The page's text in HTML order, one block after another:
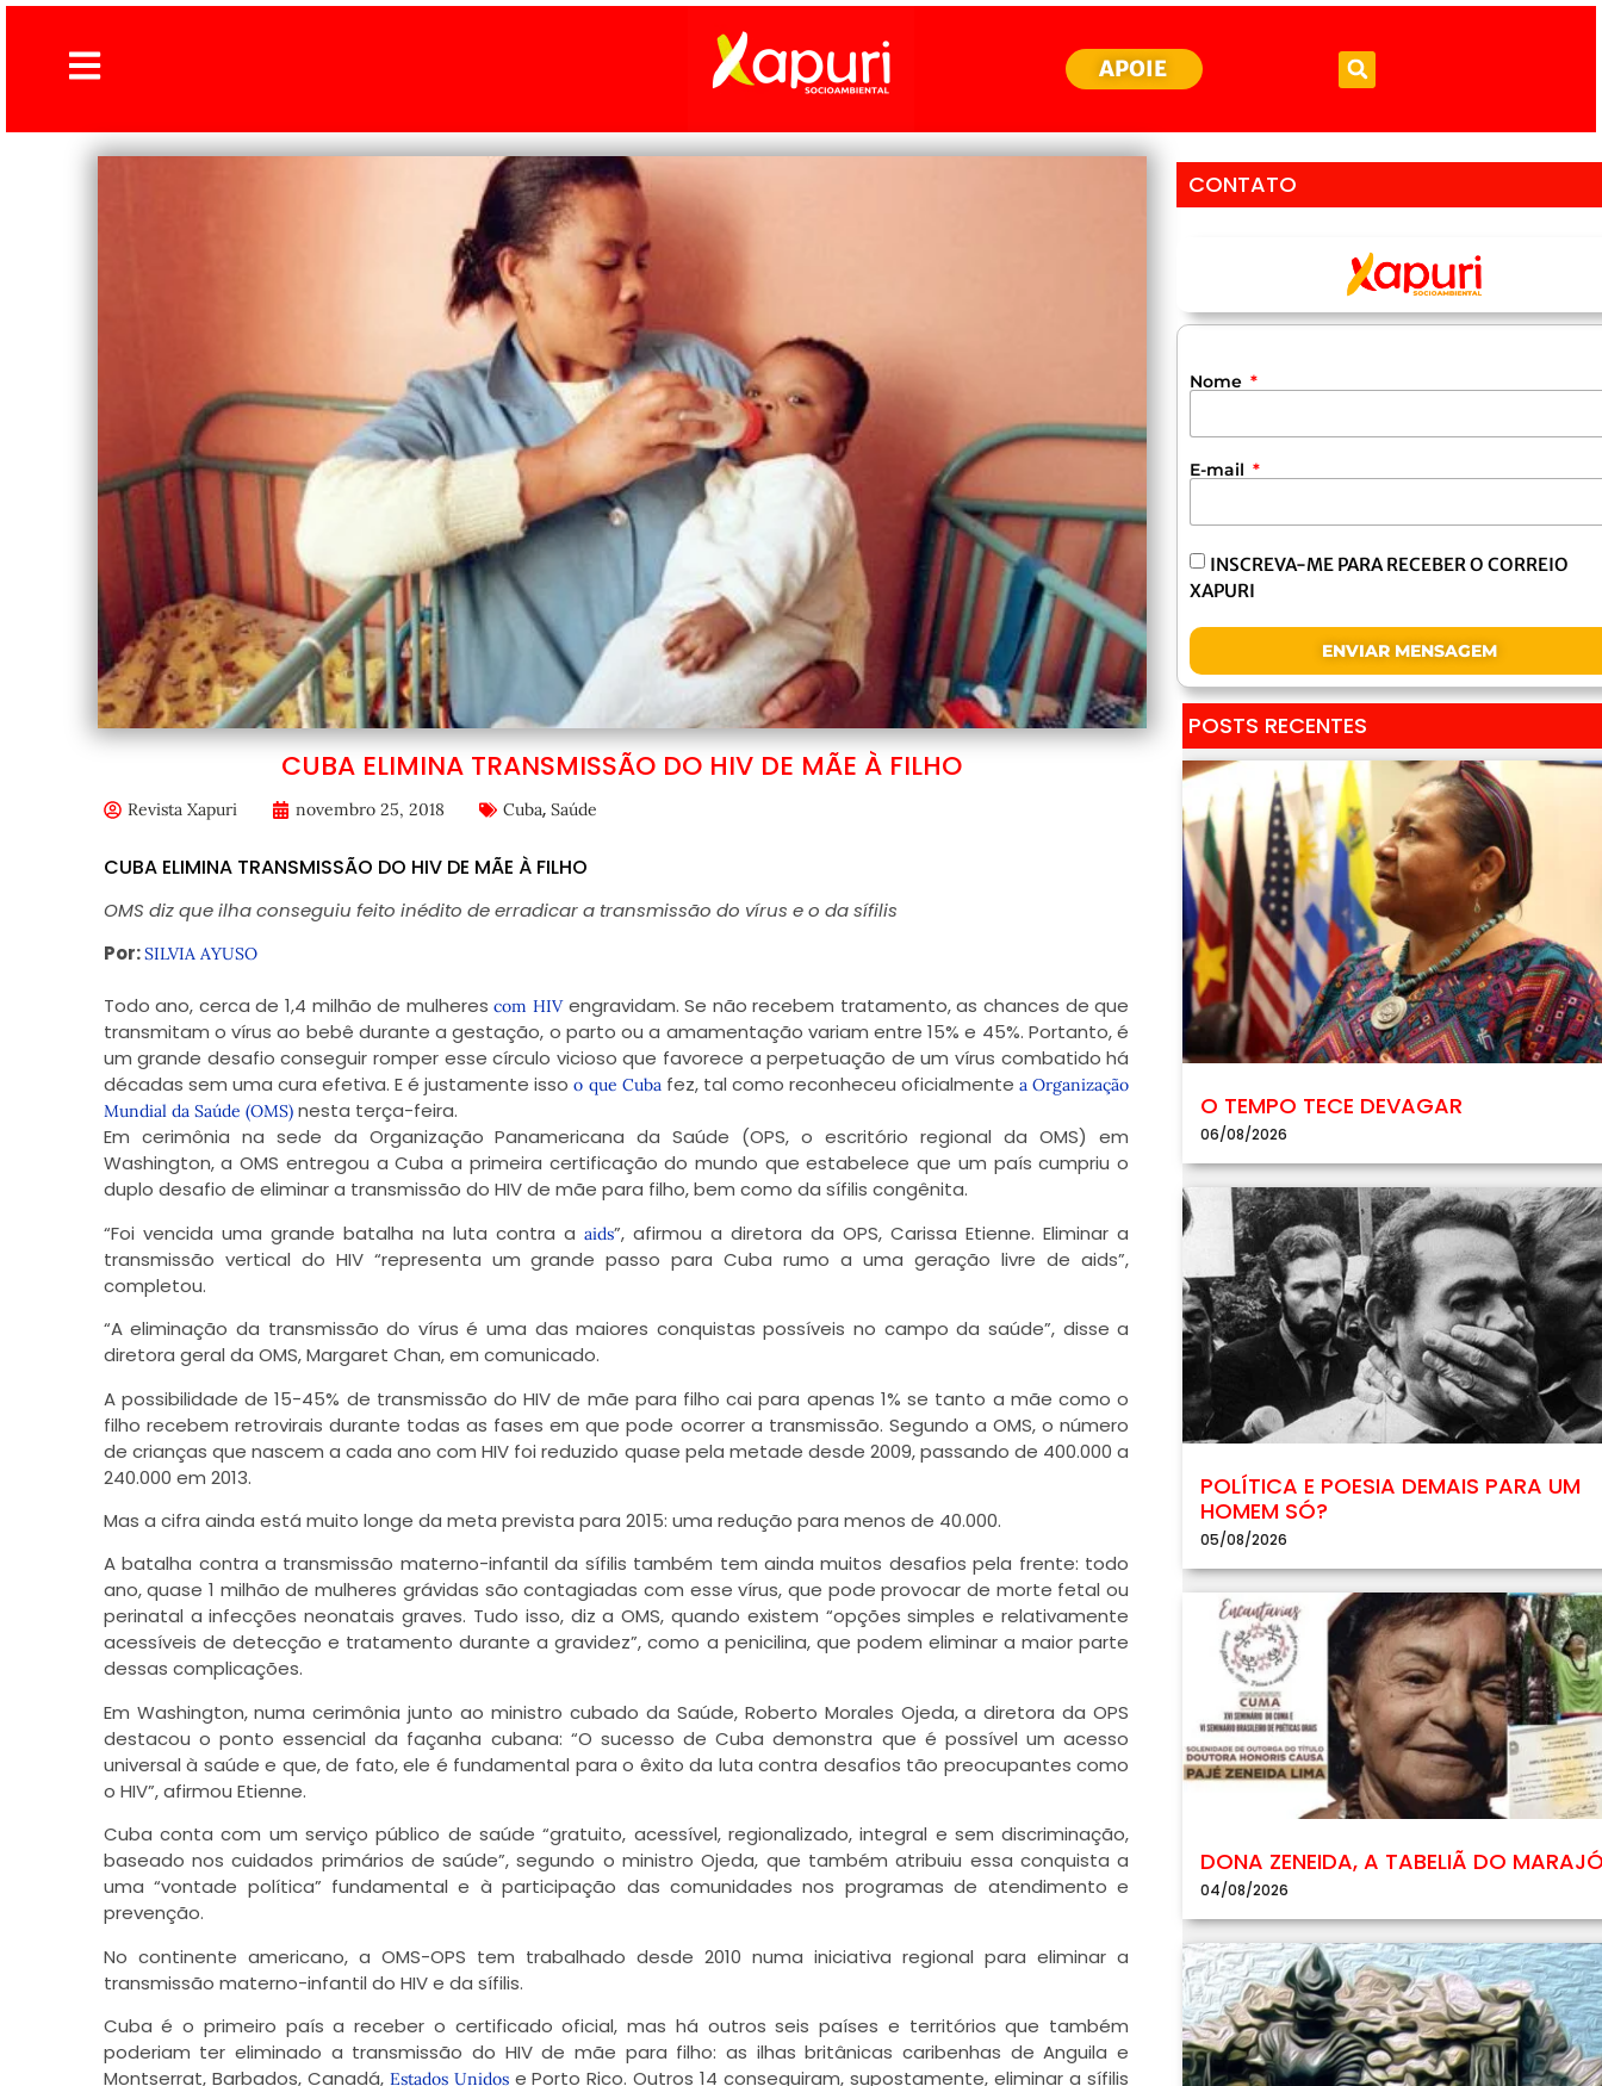
APOIE
CUBA ELIMINA TRANSMISSÃO DO HIV DE MÃE À FILHO
Revista Xapuri novembro 25, 2018 Cuba, Saúde
CUBA ELIMINA TRANSMISSÃO DO HIV DE MÃE À FILHO
OMS diz que ilha conseguiu feito inédito de erradicar a transmissão do vírus e o da sífilis
Por:SILVIA AYUSO
Todo ano, cerca de 1,4 milhão de mulherescom HIVengravidam. Se não recebem tratamento, as chances de que
transmitam o vírus ao bebê durante a gestação, o parto ou a amamentação variam entre 15% e 45%. Portanto, é
um grande desafio conseguir romper esse círculo vicioso que favorece a perpetuação de um vírus combatido há
décadas sem uma cura efetiva. E é justamente issoo que Cubafez, tal como reconheceu oficialmentea Organização
Mundial da Saúde (OMS)nesta terça-feira.
Em cerimônia na sede da Organização Panamericana da Saúde (OPS, o escritório regional da OMS) em
Washington, a OMS entregou a Cuba a primeira certificação do mundo que estabelece que um país cumpriu o
duplo desafio de eliminar a transmissão do HIV de mãe para filho, bem como da sífilis congênita.
“Foi vencida uma grande batalha na luta contra a aids”, afirmou a diretora da OPS, Carissa Etienne. Eliminar a
transmissão vertical do HIV “representa um grande passo para Cuba rumo a uma geração livre de aids”,
completou.
“A eliminação da transmissão do vírus é uma das maiores conquistas possíveis no campo da saúde”, disse a
diretora geral da OMS, Margaret Chan, em comunicado.
A possibilidade de 15-45% de transmissão do HIV de mãe para filho cai para apenas 1% se tanto a mãe como o
filho recebem retrovirais durante todas as fases em que pode ocorrer a transmissão. Segundo a OMS, o número
de crianças que nascem a cada ano com HIV foi reduzido quase pela metade desde 2009, passando de 400.000 a
240.000 em 2013.
Mas a cifra ainda está muito longe da meta prevista para 2015: uma redução para menos de 40.000.
A batalha contra a transmissão materno-infantil da sífilis também tem ainda muitos desafios pela frente: todo
ano, quase 1 milhão de mulheres grávidas são contagiadas com esse vírus, que pode provocar de morte fetal ou
perinatal a infecções neonatais graves. Tudo isso, diz a OMS, quando existem “opções simples e relativamente
acessíveis de detecção e tratamento durante a gravidez”, como a penicilina, que podem eliminar a maior parte
dessas complicações.
Em Washington, numa cerimônia junto ao ministro cubado da Saúde, Roberto Morales Ojeda, a diretora da OPS
destacou o ponto essencial da façanha cubana: “O sucesso de Cuba demonstra que é possível um acesso
universal à saúde e que, de fato, ele é fundamental para o êxito da luta contra desafios tão preocupantes como
o HIV”, afirmou Etienne.
Cuba conta com um serviço público de saúde “gratuito, acessível, regionalizado, integral e sem discriminação,
baseado nos cuidados primários de saúde”, segundo o ministro Ojeda, que também atribuiu essa conquista a
uma “vontade política” fundamental e à participação das comunidades nos programas de atendimento e
prevenção.
No continente americano, a OMS-OPS tem trabalhado desde 2010 numa iniciativa regional para eliminar a
transmissão materno-infantil do HIV e da sífilis.
Cuba é o primeiro país a receber o certificado oficial, mas há outros seis países e territórios que também
poderiam ter eliminado a transmissão do HIV de mãe para filho: as ilhas britânicas caribenhas de Anguila e
Montserrat, Barbados, Canadá, Estados Unidose Porto Rico. Outros 14 conseguiram, supostamente, eliminar a sífilis
CONTATO
Nome
E-mail
INSCREVA-ME PARA RECEBER O CORREIO
XAPURI
ENVIAR MENSAGEM
POSTS RECENTES
O TEMPO TECE DEVAGAR
06/08/2026
POLÍTICA E POESIA DEMAIS PARA UM
HOMEM SÓ?
05/08/2026
DONA ZENEIDA, A TABELIÃ DO
04/08/2026